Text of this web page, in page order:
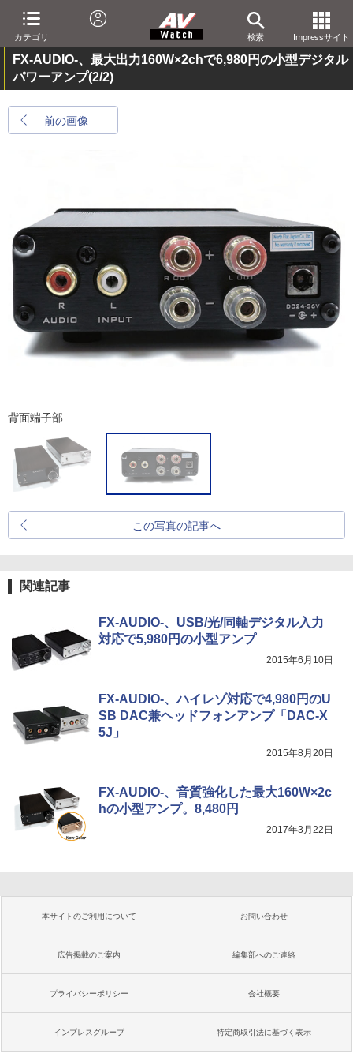
カテゴリ 検索 Impressサイト
FX-AUDIO-、最大出力160W×2chで6,980円の小型デジタル
パワーアンプ(2/2)
前の画像
背面端子部
この写真の記事へ
関連記事
FX-AUDIO-、USB/光/同軸デジタル入力
対応で5,980円の小型アンプ
2015年6月10日
FX-AUDIO-、ハイレゾ対応で4,980円のU
SB DAC兼ヘッドフォンアンプ「DAC-X
5J」
2015年8月20日
FX-AUDIO-、音質強化した最大160W×2c
hの小型アンプ。8,480円
2017年3月22日
本サイトのご利用について お問い合わせ
広告掲載のご案内 編集部へのご連絡
プライバシーポリシー 会社概要
インプレスグループ 特定商取引法に基づく表示